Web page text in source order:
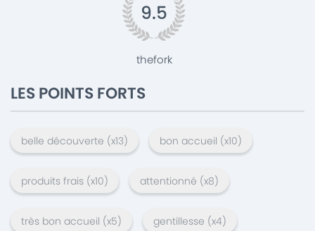
9.5
thefork
LES POINTS FORTS
belle découverte (x13) bon accueil (x10)
produits frais (x10) attentionné (x8)
très bon accueil (x5) gentillesse (x4)